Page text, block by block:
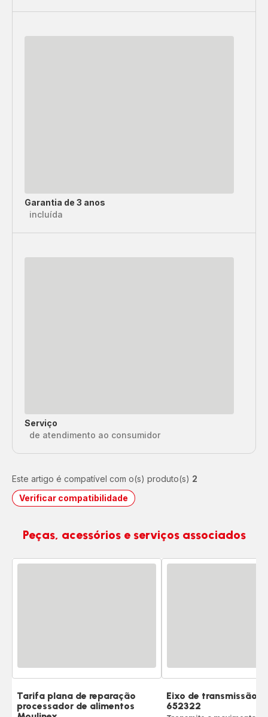
Garantia de 3 anos
incluída
Serviço
de atendimento ao consumidor
Este artigo é compatível com o(s) produto(s) 2
Verificar compatibilidade
Peças, acessórios e serviços associados
Tarifa plana de reparação
processador de alimentos
Eixo de transmissão
652322